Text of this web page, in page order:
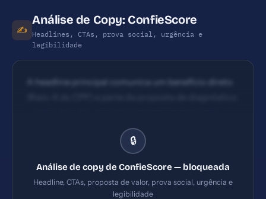
✍️
Análise de Copy: ConfieScore
Headlines, CTAs, prova social, urgência e
legibilidade
A headline principal comunica um benefício direto
sobre o resultado final (ex.: aumento de
aprovação/limites) em 1º olhar. Há urgência
porém poderia explicitar melhor o benefício
concreto (ex.: "aumente suas chances de aprovação
🔒
Análise de copy de ConfieScore — bloqueada
Headline, CTAs, proposta de valor, prova social, urgência e
legibilidade